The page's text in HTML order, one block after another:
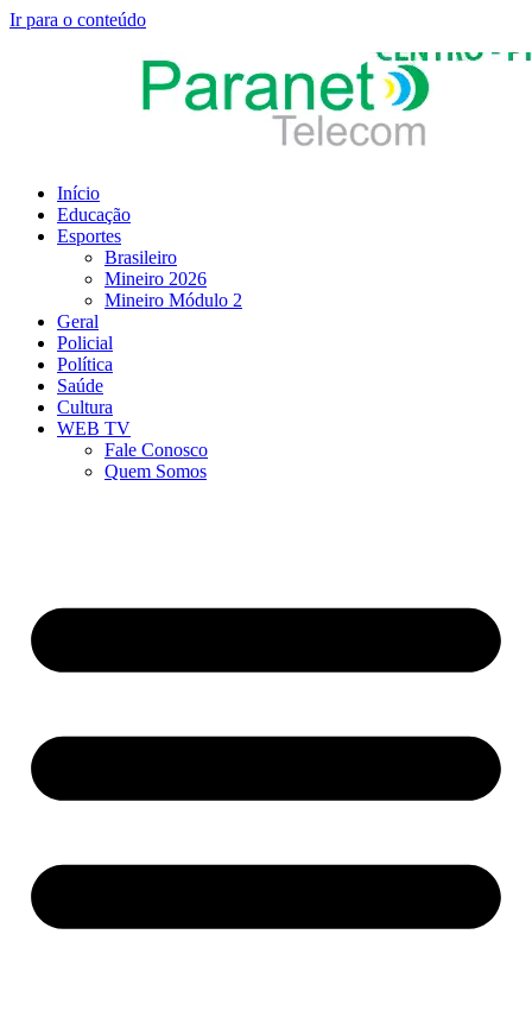
Ir para o conteúdo
Início
Educação
Esportes
Brasileiro
Mineiro 2026
Mineiro Módulo 2
Geral
Policial
Política
Saúde
Cultura
WEB TV
Fale Conosco
Quem Somos